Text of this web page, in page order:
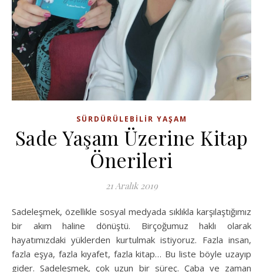
SÜRDÜRÜLEBILIR YAŞAM
Sade Yaşam Üzerine Kitap
Önerileri
21 Aralık 2019
Sadeleşmek, özellikle sosyal medyada sıklıkla karşılaştığımız
bir akım haline dönüştü. Birçoğumuz haklı olarak
hayatımızdaki yüklerden kurtulmak istiyoruz. Fazla insan,
fazla eşya, fazla kıyafet, fazla kitap… Bu liste böyle uzayıp
gider. Sadeleşmek, çok uzun bir süreç. Çaba ve zaman